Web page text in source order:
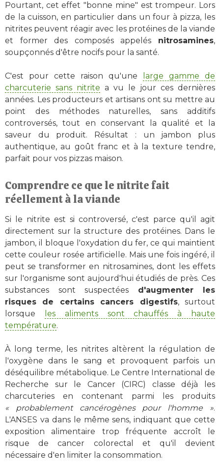
Pourtant, cet effet "bonne mine" est trompeur. Lors
de la cuisson, en particulier dans un four à pizza, les
nitrites peuvent réagir avec les protéines de la viande
et former des composés appelés nitrosamines,
soupçonnés d'être nocifs pour la santé.
C'est pour cette raison qu'une
large gamme de
charcuterie sans nitrite a vu le jour ces dernières
années. Les producteurs et artisans ont su mettre au
point des méthodes naturelles, sans additifs
controversés, tout en conservant la qualité et la
saveur du produit. Résultat : un jambon plus
authentique, au goût franc et à la texture tendre,
parfait pour vos pizzas maison.
Comprendre ce que le nitrite fait
réellement à la viande
Si le nitrite est si controversé, c'est parce qu'il agit
directement sur la structure des protéines. Dans le
jambon, il bloque l'oxydation du fer, ce qui maintient
cette couleur rosée artificielle. Mais une fois ingéré, il
peut se transformer en nitrosamines, dont les effets
sur l'organisme sont aujourd'hui étudiés de près. Ces
substances sont suspectées d'augmenter les
risques de certains cancers digestifs, surtout
lorsque
les aliments sont chauffés à haute
température.
À long terme, les nitrites altèrent la régulation de
l'oxygène dans le sang et provoquent parfois un
déséquilibre métabolique. Le Centre International de
Recherche sur le Cancer (CIRC) classe déjà les
charcuteries en contenant parmi les produits
« probablement cancérogènes pour l'homme ».
L'ANSES va dans le même sens, indiquant que cette
exposition alimentaire trop fréquente accroît le
risque de cancer colorectal et qu'il devient
nécessaire d'en limiter la consommation.